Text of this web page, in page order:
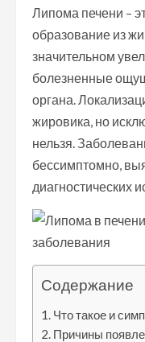
Липома печени –
образование из
значительном
болезненные
органа.
жировика, но
нельзя.
бессимптомно,
диагностических
Содержание
Что такое и
Причины